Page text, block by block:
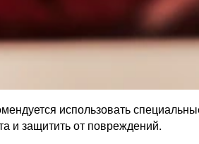
использовать
и защитить от повреждений.